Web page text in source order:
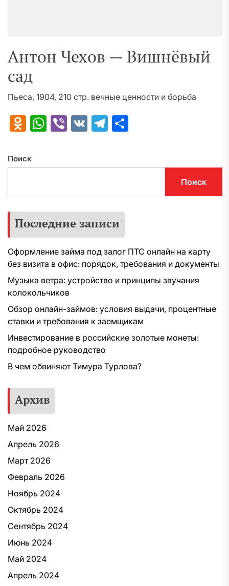
Антон Чехов — Вишнёвый
сад
Пьеса, 1904, 210 стр. вечные ценности и борьба
Odnoklassniki
WhatsApp
Viber
VK Telegram
Поиск
Поиск
Последние записи
Оформление займа под залог ПТС онлайн на карту
без визита в офис: порядок, требования и документы
Музыка ветра: устройство и принципы звучания
колокольчиков
Обзор онлайн-займов: условия выдачи, процентные
ставки и требования к заемщикам
Инвестирование в российские золотые монеты:
подробное руководство
В чем обвиняют Тимура Турлова?
Архив
Май 2026
Апрель 2026
Март 2026
Февраль 2026
Ноябрь 2024
Октябрь 2024
Сентябрь 2024
Июнь 2024
Май 2024
Апрель 2024